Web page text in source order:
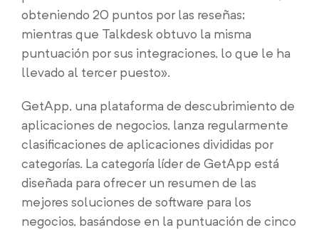
obteniendo 20 puntos por las reseñas;
mientras que Talkdesk obtuvo la misma
puntuación por sus integraciones, lo que le ha
llevado al tercer puesto».
GetApp, una plataforma de descubrimiento de
aplicaciones de negocios, lanza regularmente
clasificaciones de aplicaciones divididas por
categorías. La categoría líder de GetApp está
diseñada para ofrecer un resumen de las
mejores soluciones de software para los
negocios, basándose en la puntuación de cinco